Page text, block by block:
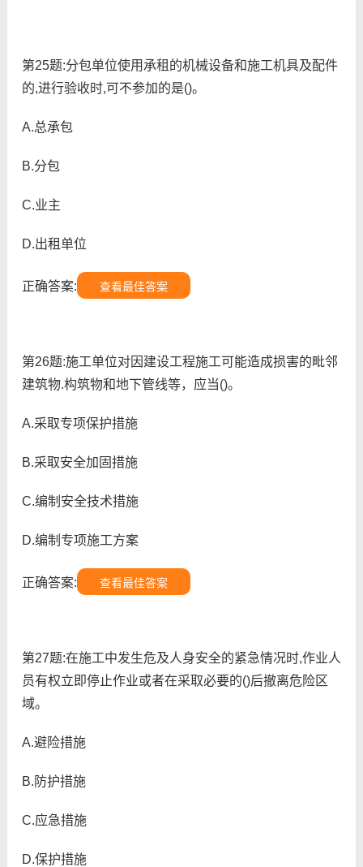
第25题:分包单位使用承租的机械设备和施工机具及配件
的,进行验收时,可不参加的是()。
A.总承包
B.分包
C.业主
D.出租单位
正确答案: 查看最佳答案
第26题:施工单位对因建设工程施工可能造成损害的毗邻
建筑物.构筑物和地下管线等，应当()。
A.采取专项保护措施
B.采取安全加固措施
C.编制安全技术措施
D.编制专项施工方案
正确答案: 查看最佳答案
第27题:在施工中发生危及人身安全的紧急情况时,作业人
员有权立即停止作业或者在采取必要的()后撤离危险区
域。
A.避险措施
B.防护措施
C.应急措施
D.保护措施